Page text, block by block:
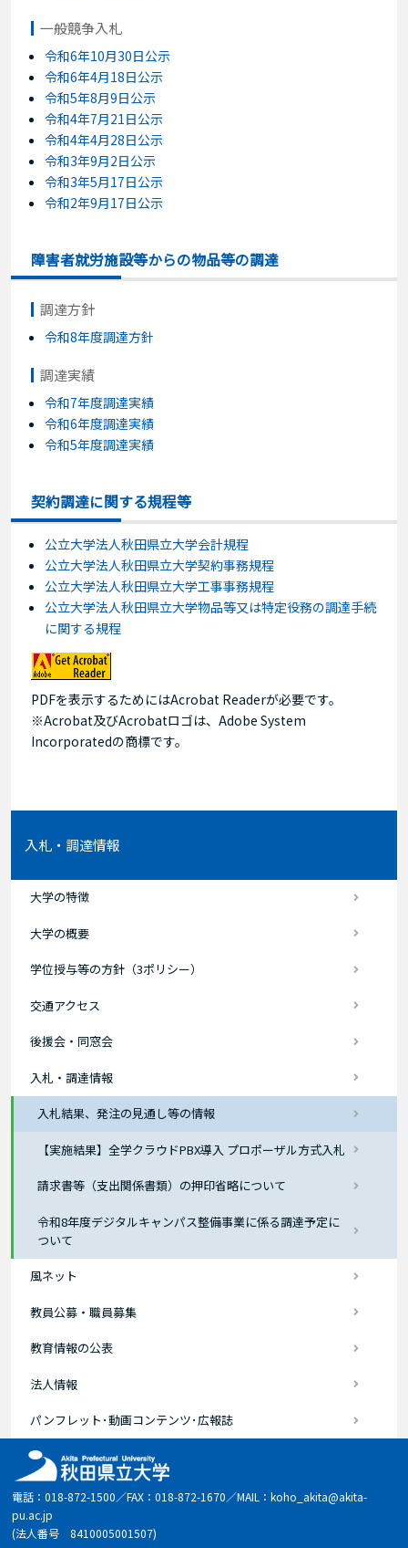
一般競争入札
令和6年10月30日公示
令和6年4月18日公示
令和5年8月9日公示
令和4年7月21日公示
令和4年4月28日公示
令和3年9月2日公示
令和3年5月17日公示
令和2年9月17日公示
障害者就労施設等からの物品等の調達
調達方針
令和8年度調達方針
調達実績
令和7年度調達実績
令和6年度調達実績
令和5年度調達実績
契約調達に関する規程等
公立大学法人秋田県立大学会計規程
公立大学法人秋田県立大学契約事務規程
公立大学法人秋田県立大学工事事務規程
公立大学法人秋田県立大学物品等又は特定役務の調達手続
に関する規程
PDFを表示するためにはAcrobat Readerが必要です。
※Acrobat及びAcrobatロゴは、Adobe System
Incorporatedの商標です。
入札・調達情報
大学の特徴
大学の概要
学位授与等の方針（3ポリシー）
交通アクセス
後援会・同窓会
入札・調達情報
入札結果、発注の見通し等の情報
【実施結果】全学クラウドPBX導入 プロポーザル方式入札
請求書等（支出関係書類）の押印省略について
令和8年度デジタルキャンパス整備事業に係る調達予定に
ついて
風ネット
教員公募・職員募集
教育情報の公表
法人情報
パンフレット･動画コンテンツ･広報誌
電話：018-872-1500／FAX：018-872-1670／MAIL：koho_akita@akita-
pu.ac.jp
(法人番号 8410005001507)